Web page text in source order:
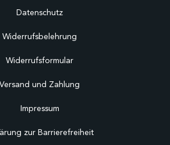
Datenschutz
Widerrufsbelehrung
Widerrufsformular
Versand und Zahlung
Impressum
zur Barrierefreiheit